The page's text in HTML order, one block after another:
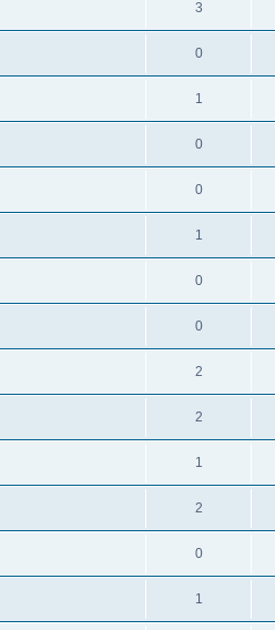
3
0
1
0
0
1
0
0
2
2
1
2
0
1